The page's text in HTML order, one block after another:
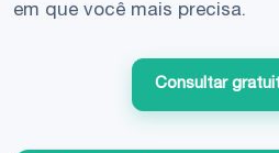
em que você mais precisa.
Consultar